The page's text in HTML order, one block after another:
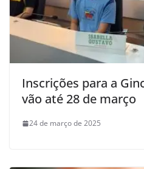
Inscrições para a
vão até 28 de março
24 de março de 2025